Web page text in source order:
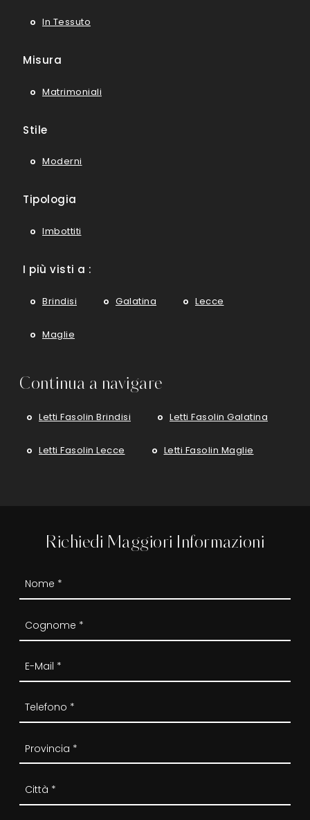
In Tessuto
Misura
Matrimoniali
Stile
Moderni
Tipologia
Imbottiti
I più visti a :
Brindisi Galatina Lecce
Maglie
Continua a navigare
Letti Fasolin Brindisi Letti Fasolin Galatina
Letti Fasolin Lecce Letti Fasolin Maglie
Richiedi Maggiori Informazioni